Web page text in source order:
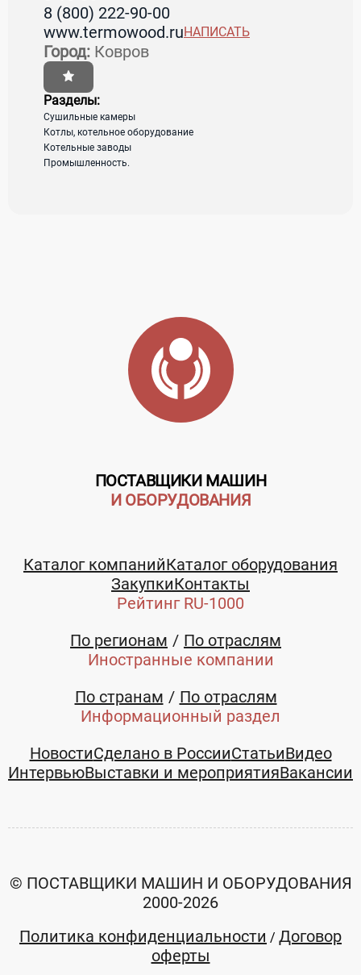
Адрес:601909, Россия, Владимирская
область, г. Ковров, ул. Муромская, 14, стр. 2-5
загрузка карты...
4-44-88
sales@termowood.ru
8 (800) 222-90-00
www.termowood.ruНАПИСАТЬ
Город: Ковров
Разделы:
Сушильные камеры
Котлы, котельное оборудование
Котельные заводы
Промышленность.
ПОСТАВЩИКИ МАШИН
И ОБОРУДОВАНИЯ
Каталог компанийКаталог оборудования
ЗакупкиКонтакты
Рейтинг RU-1000
По регионам
По отраслям
Иностранные компании
По странам
По отраслям
Информационный раздел
НовостиСделано в РоссииСтатьиВидео
ИнтервьюВыставки и мероприятияВакансии
© ПОСТАВЩИКИ МАШИН И ОБОРУДОВАНИЯ
2000-2026
Политика конфиденциальности / Договор
оферты